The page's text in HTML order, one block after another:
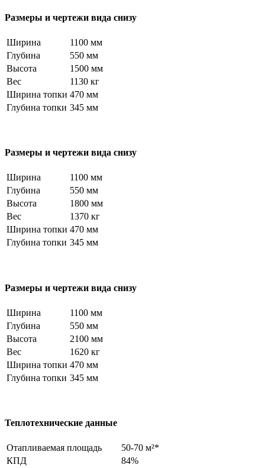
Размеры и чертежи вида снизу
Ширина
1100 мм
Глубина
550 мм
Высота
1500 мм
Вес
1130 кг
Ширина топки 470 мм
Глубина топки 345 мм
Размеры и чертежи вида снизу
Ширина
1100 мм
Глубина
550 мм
Высота
1800 мм
Вес
1370 кг
Ширина топки 470 мм
Глубина топки 345 мм
Размеры и чертежи вида снизу
Ширина
1100 мм
Глубина
550 мм
Высота
2100 мм
Вес
1620 кг
Ширина топки 470 мм
Глубина топки 345 мм
Теплотехнические данные
Отапливаемая площадь
50-70 м²*
КПД
84%